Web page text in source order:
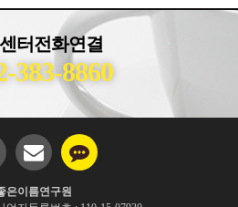
터전화연결
383-8860
은이름연구원